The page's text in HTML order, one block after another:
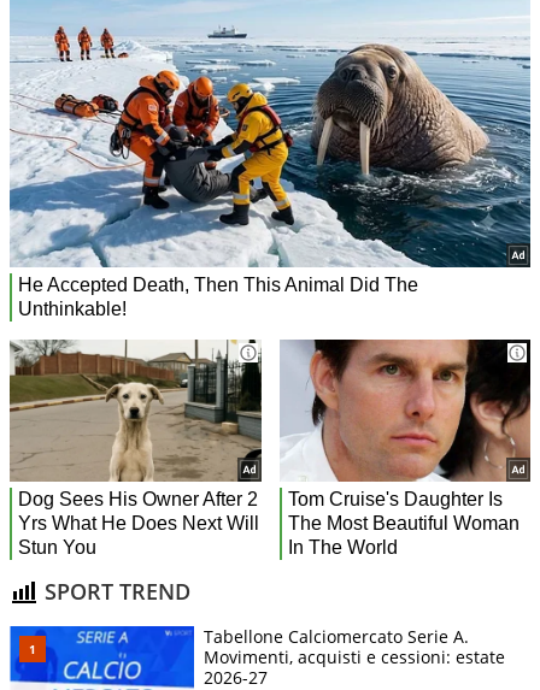
SPORT TREND
Tabellone Calciomercato Serie A.
Movimenti, acquisti e cessioni: estate
2026-27